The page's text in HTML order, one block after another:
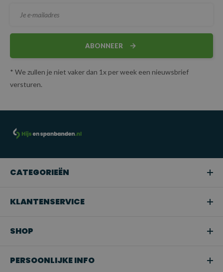
ABONNEER
* We zullen je niet vaker dan 1x per week een nieuwsbrief
versturen.
CATEGORIEËN
KLANTENSERVICE
SHOP
PERSOONLIJKE INFO